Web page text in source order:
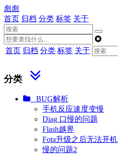
彪彪
首页 归档 分类 标签 关于
首页 归档 分类 标签 关于
分类
BUG解析
手机反应速度变慢
Diag 口慢的问题
Flash越界
Fota升级之后无法开机
慢的问题2